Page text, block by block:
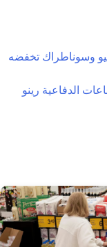
وسوناطراك تخفضه
الدفاعية رينو